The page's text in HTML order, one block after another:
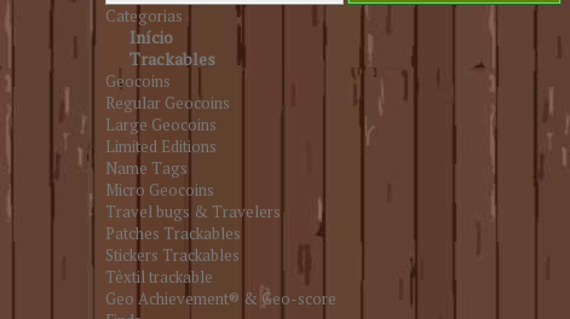
Categorias
Início
Trackables
Geocoins
Regular Geocoins
Large Geocoins
Limited Editions
Name Tags
Micro Geocoins
Travel bugs & Travelers
Patches Trackables
Stickers Trackables
Têxtil trackable
Geo Achievement® & Geo-score